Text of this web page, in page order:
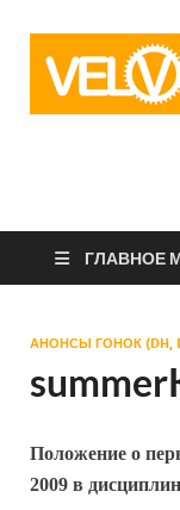
ГЛАВНОЕ
АНОНСЫ ГОНОК (DH,
Положение о
2009 в